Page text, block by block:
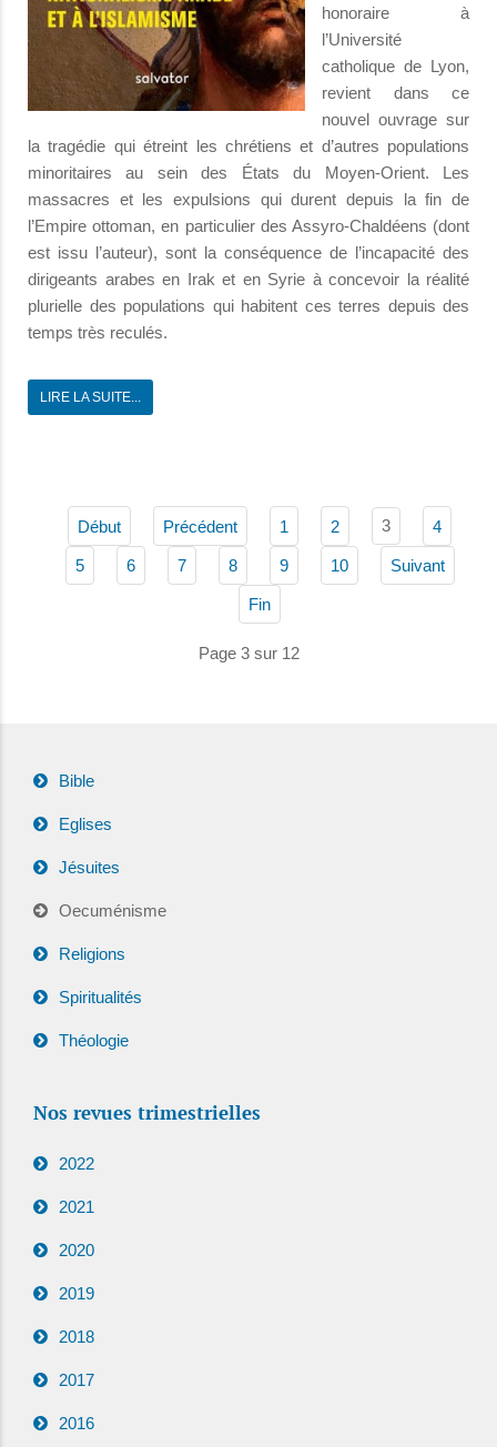
honoraire à
l’Université
catholique de Lyon,
revient dans ce
nouvel ouvrage sur
la tragédie qui étreint les chrétiens et d’autres populations
minoritaires au sein des États du Moyen-Orient. Les
massacres et les expulsions qui durent depuis la fin de
l’Empire ottoman, en particulier des Assyro-Chaldéens (dont
est issu l’auteur), sont la conséquence de l’incapacité des
dirigeants arabes en Irak et en Syrie à concevoir la réalité
plurielle des populations qui habitent ces terres depuis des
temps très reculés.
LIRE LA SUITE...
Début Précédent 1 2 3 4
5 6 7 8 9 10 Suivant
Fin
Page 3 sur 12
Bible
Eglises
Jésuites
Oecuménisme
Religions
Spiritualités
Théologie
Nos revues trimestrielles
2022
2021
2020
2019
2018
2017
2016